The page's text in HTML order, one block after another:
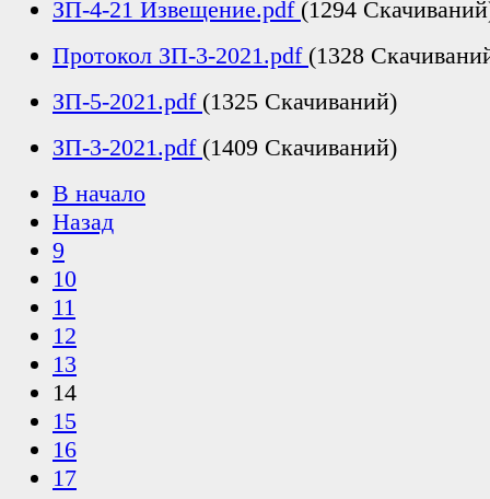
ЗП-4-21 Извещение.pdf (1294
Протокол ЗП-3-2021.pdf (1328
ЗП-5-2021.pdf (1325 Скачиваний)
ЗП-3-2021.pdf (1409 Скачиваний)
В начало
Назад
9
10
11
12
13
14
15
16
17